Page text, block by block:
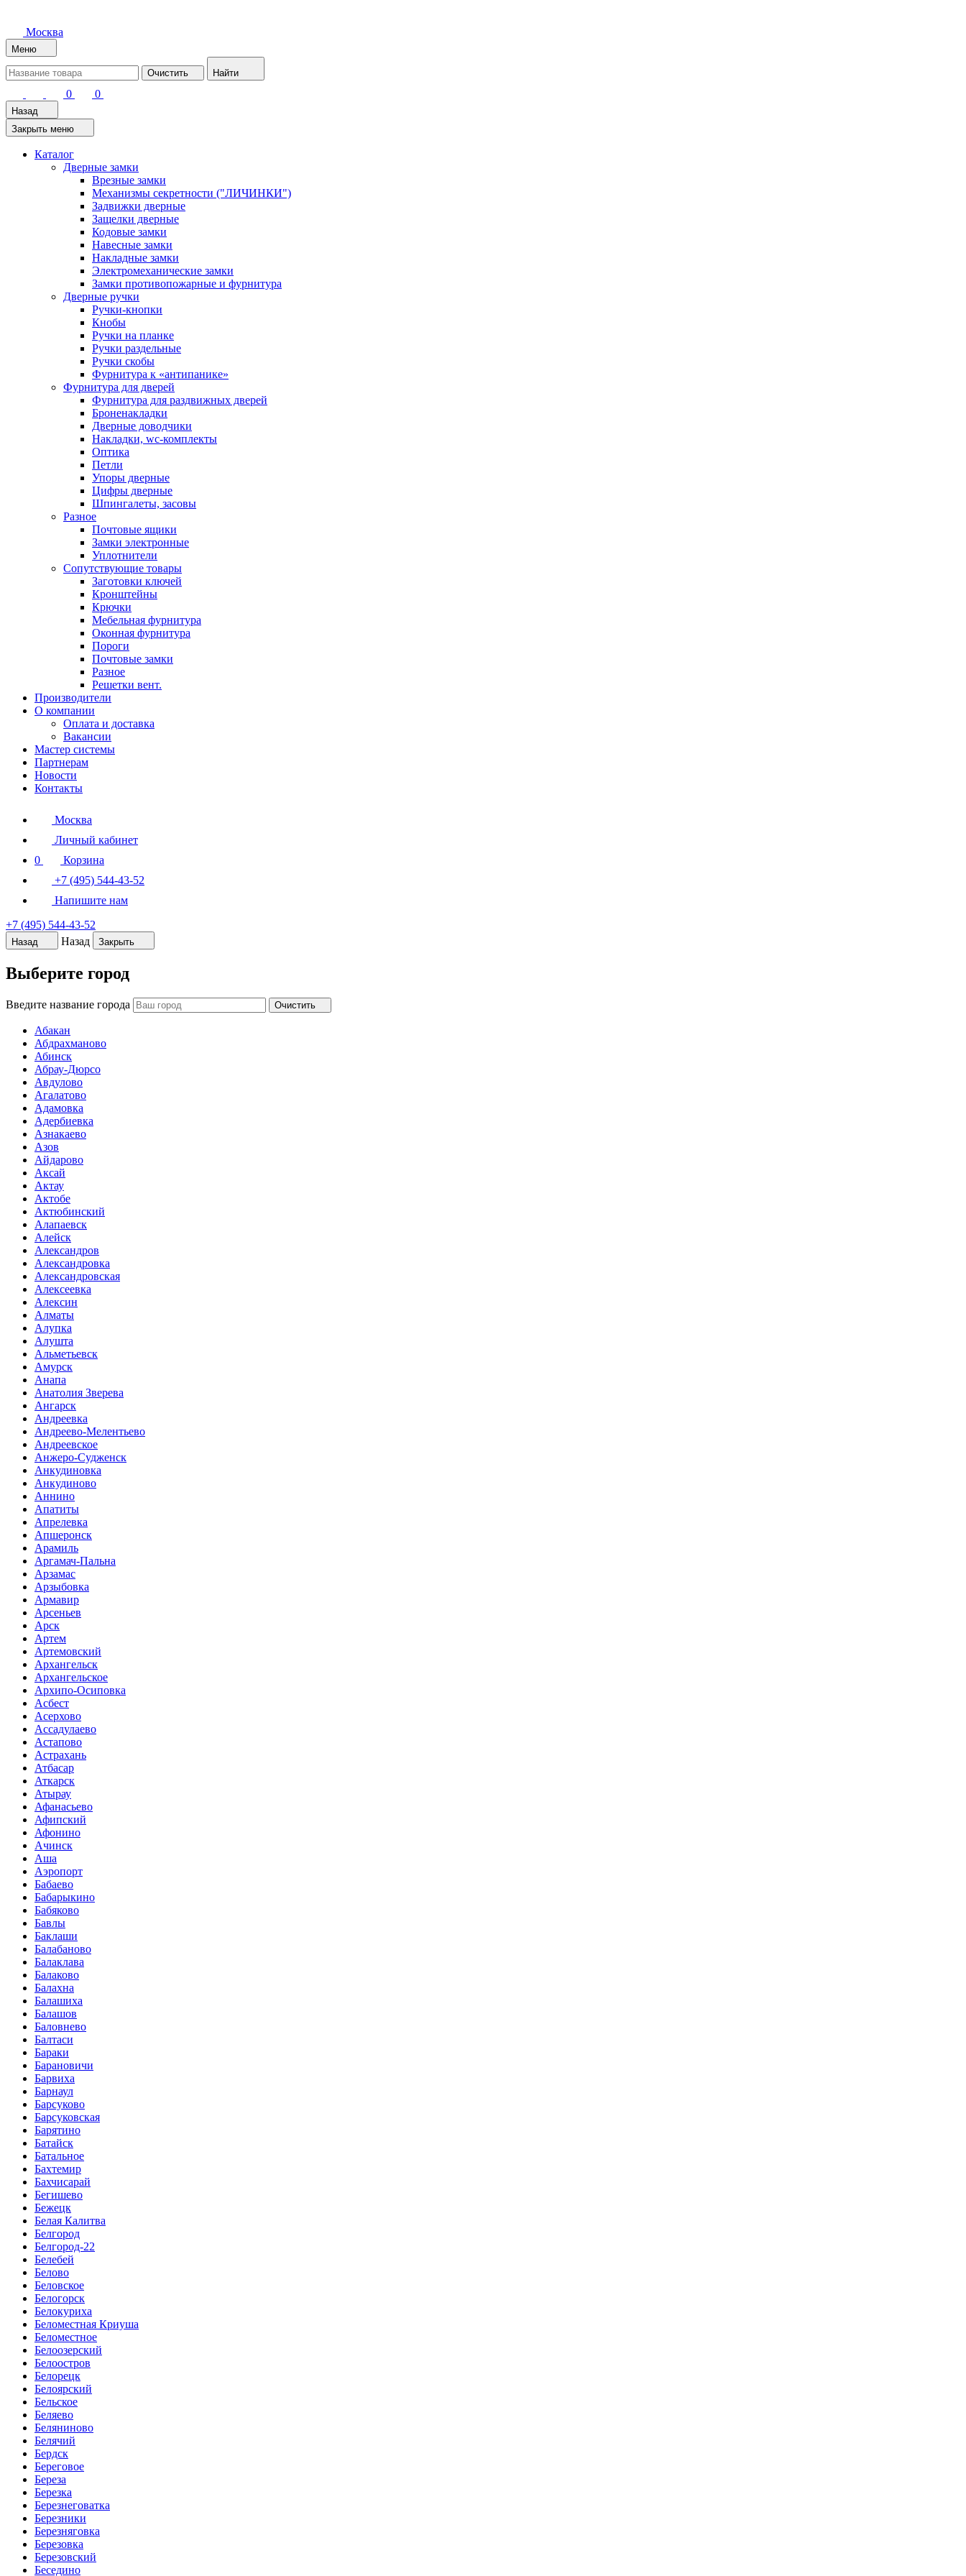
Москва
Меню
Очистить Найти
0 0
Назад
Закрыть меню
Каталог
Дверные замки
Врезные замки
Механизмы секретности ("ЛИЧИНКИ")
Задвижки дверные
Защелки дверные
Кодовые замки
Навесные замки
Накладные замки
Электромеханические замки
Замки противопожарные и фурнитура
Дверные ручки
Ручки-кнопки
Кнобы
Ручки на планке
Ручки раздельные
Ручки скобы
Фурнитура к «антипанике»
Фурнитура для дверей
Фурнитура для раздвижных дверей
Броненакладки
Дверные доводчики
Накладки, wc-комплекты
Оптика
Петли
Упоры дверные
Цифры дверные
Шпингалеты, засовы
Разное
Почтовые ящики
Замки электронные
Уплотнители
Сопутствующие товары
Заготовки ключей
Кронштейны
Крючки
Мебельная фурнитура
Оконная фурнитура
Пороги
Почтовые замки
Разное
Решетки вент.
Производители
О компании
Оплата и доставка
Вакансии
Мастер системы
Партнерам
Новости
Контакты
Москва
Личный кабинет
0
Корзина
+7 (495) 544-43-52
Напишите нам
+7 (495) 544-43-52
Назад Назад Закрыть
Выберите город
Введите название города Очистить
Абакан
Абдрахманово
Абинск
Абрау-Дюрсо
Авдулово
Агалатово
Адамовка
Адербиевка
Азнакаево
Азов
Айдарово
Аксай
Актау
Актобе
Актюбинский
Алапаевск
Алейск
Александров
Александровка
Александровская
Алексеевка
Алексин
Алматы
Алупка
Алушта
Альметьевск
Амурск
Анапа
Анатолия Зверева
Ангарск
Андреевка
Андреево-Мелентьево
Андреевское
Анжеро-Судженск
Анкудиновка
Анкудиново
Аннино
Апатиты
Апрелевка
Апшеронск
Арамиль
Аргамач-Пальна
Арзамас
Арзыбовка
Армавир
Арсеньев
Арск
Артем
Артемовский
Архангельск
Архангельское
Архипо-Осиповка
Асбест
Асерхово
Ассадулаево
Астапово
Астрахань
Атбасар
Аткарск
Атырау
Афанасьево
Афипский
Афонино
Ачинск
Аша
Аэропорт
Бабаево
Бабарыкино
Бабяково
Бавлы
Баклаши
Балабаново
Балаклава
Балаково
Балахна
Балашиха
Балашов
Баловнево
Балтаси
Бараки
Барановичи
Барвиха
Барнаул
Барсуково
Барсуковская
Барятино
Батайск
Батальное
Бахтемир
Бахчисарай
Бегишево
Бежецк
Белая Калитва
Белгород
Белгород-22
Белебей
Белово
Беловское
Белогорск
Белокуриха
Беломестная Криуша
Беломестное
Белоозерский
Белоостров
Белорецк
Белоярский
Бельское
Беляево
Беляниново
Белячий
Бердск
Береговое
Береза
Березка
Березнеговатка
Березники
Березняговка
Березовка
Березовский
Беседино